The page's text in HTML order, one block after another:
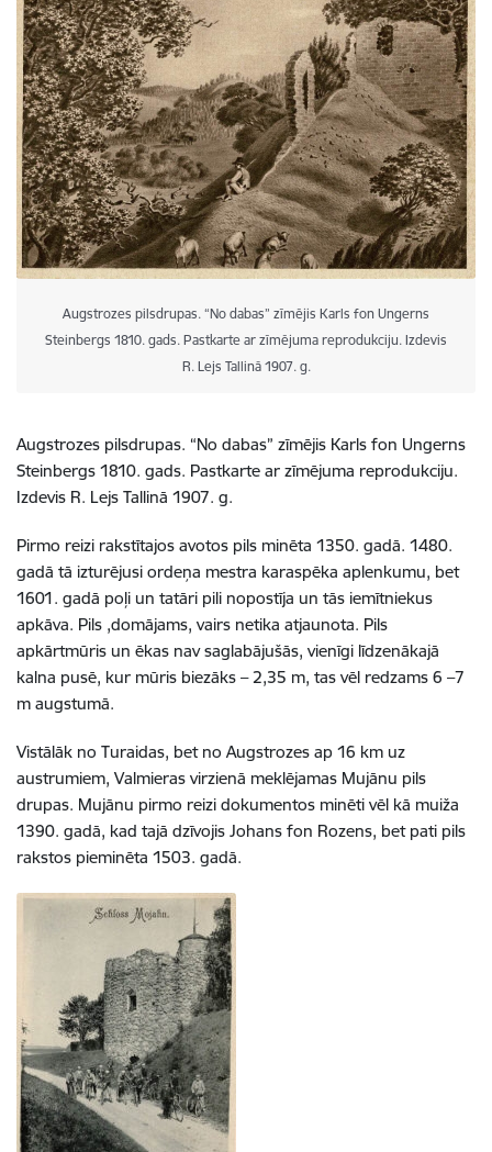
Augstrozes pilsdrupas. “No dabas” zīmējis Karls fon Ungerns
Steinbergs 1810. gads. Pastkarte ar zīmējuma reprodukciju. Izdevis
R. Lejs Tallinā 1907. g.
Augstrozes pilsdrupas. “No dabas” zīmējis Karls fon Ungerns
Steinbergs 1810. gads. Pastkarte ar zīmējuma reprodukciju.
Izdevis R. Lejs Tallinā 1907. g.
Pirmo reizi rakstītajos avotos pils minēta 1350. gadā. 1480.
gadā tā izturējusi ordeņa mestra karaspēka aplenkumu, bet
1601. gadā poļi un tatāri pili nopostīja un tās iemītniekus
apkāva. Pils ,domājams, vairs netika atjaunota. Pils
apkārtmūris un ēkas nav saglabājušās, vienīgi līdzenākajā
kalna pusē, kur mūris biezāks – 2,35 m, tas vēl redzams 6 –7
m augstumā.
Vistālāk no Turaidas, bet no Augstrozes ap 16 km uz
austrumiem, Valmieras virzienā meklējamas Mujānu pils
drupas. Mujānu pirmo reizi dokumentos minēti vēl kā muiža
1390. gadā, kad tajā dzīvojis Johans fon Rozens, bet pati pils
rakstos pieminēta 1503. gadā.